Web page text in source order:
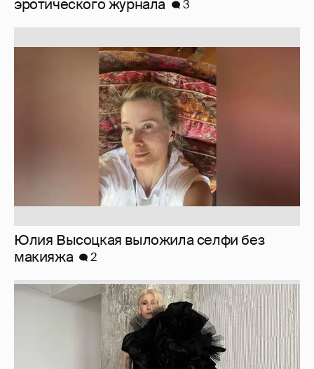
Юлия Высоцкая выложила селфи без
Журналистка Сулим примерила новый